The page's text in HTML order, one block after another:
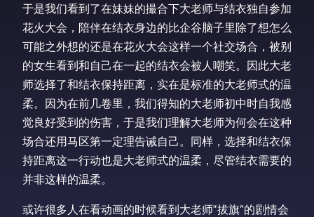
于是我们看到了在妹妹的撮合下大老师与结衣独自参加
花火大会，陪伴在结衣身边的比企谷脑子里除了想怎么
可能之外想的还是在花火大会这样一个社交场合，被别
的女生看到和自己在一起的结衣会被人嘲笑。因此大老
师选择了和结衣保持距离，实在是标准的大老师式的温
柔。因为在前几卷里，我们得知的大老师初中时自我感
觉良好受到的伤害，于是我们理解大老师为何会在这种
场合还用马区第一定理告诫自己。同样，选择和结衣保
持距离这一行动也是大老师式的温柔，尽管结衣需要的
并非这样的温柔。
或许很多人在看动画的时候看到大老师“拔旗”的剧情会